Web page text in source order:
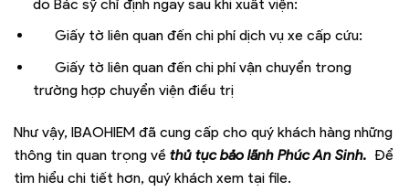
do Bác sỹ chỉ định ngay sau khi xuất viện:
Giấy tờ liên quan đến chi phí dịch vụ xe cấp cứu:
Giấy tờ liên quan đến chi phí vận chuyển trong
trường hợp chuyển viện điều trị
Như vậy, IBAOHIEM đã cung cấp cho quý khách hàng những
thông tin quan trọng về thủ tục bảo lãnh Phúc An Sinh. Để
tìm hiểu chi tiết hơn, quý khách xem tại file.